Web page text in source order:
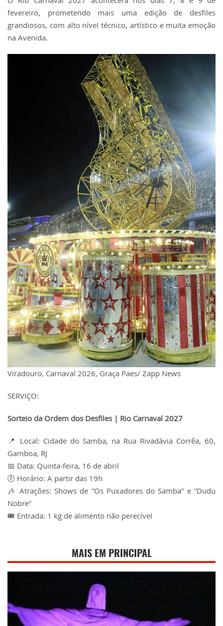
fevereiro, prometendo mais uma edição de desfiles
grandiosos, com alto nível técnico, artístico e muita emoção
na Avenida.
Viradouro, Carnaval 2026, Graça Paes/ Zapp News
SERVIÇO:
Sorteio da Ordem dos Desfiles | Rio Carnaval 2027
📍 Local: Cidade do Samba, na Rua Rivadávia Corrêa, 60,
Gamboa, RJ
📅 Data: Quinta-feira, 16 de abril
🕖 Horário: A partir das 19h
🎶 Atrações: Shows de “Os Puxadores do Samba” e “Dudu
Nobre”
🎟 Entrada: 1 kg de alimento não perecível
MAIS EM PRINCIPAL